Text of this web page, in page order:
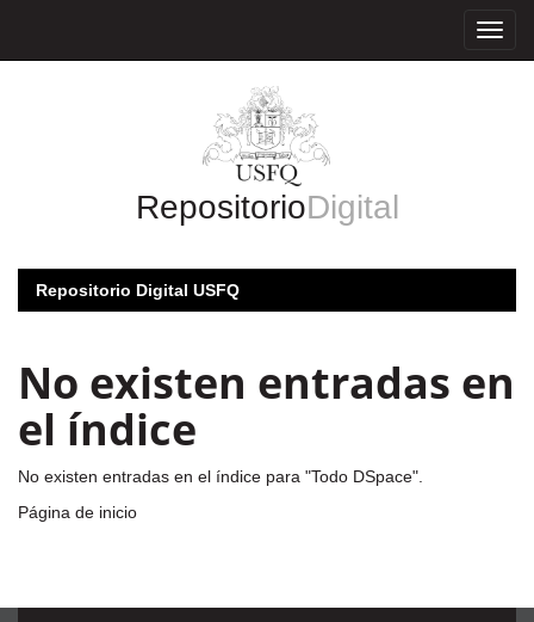
RepositorioDigital
Repositorio Digital USFQ
No existen entradas en
el índice
No existen entradas en el índice para "Todo DSpace".
Página de inicio